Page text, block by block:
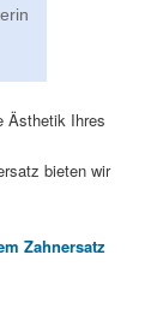
Ästhetik Ihres
bieten wir
Zahnersatz